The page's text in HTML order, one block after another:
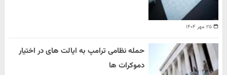
۲۵ مهر ۱۴۰۴
حمله نظامی ترامپ به ایالت های در اختیار
دموکرات ها